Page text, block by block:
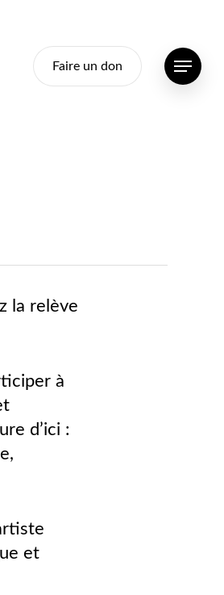
Faire un don Menu
la relève
à
d’ici :
et